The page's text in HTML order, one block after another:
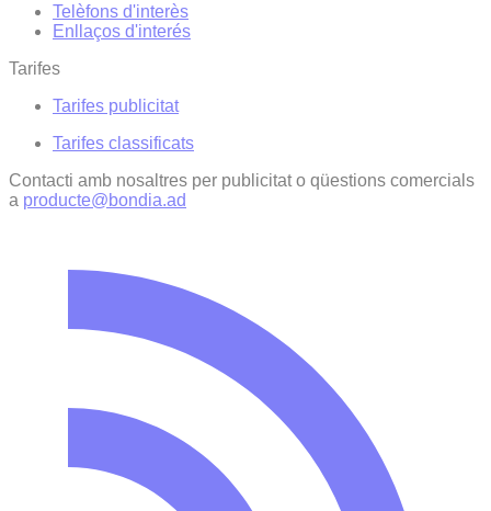
Telèfons d'interès
Enllaços d'interés
Tarifes
Tarifes publicitat
Tarifes classificats
Contacti amb nosaltres per publicitat o qüestions comercials
a producte@bondia.ad